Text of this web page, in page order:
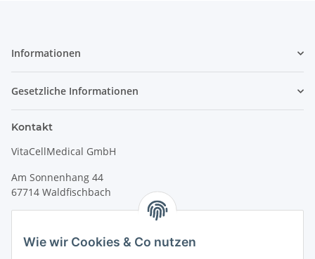
Wie wir Cookies & Co nutzen
Informationen
Gesetzliche Informationen
Kontakt
VitaCellMedical GmbH
Am Sonnenhang 44
67714 Waldfischbach